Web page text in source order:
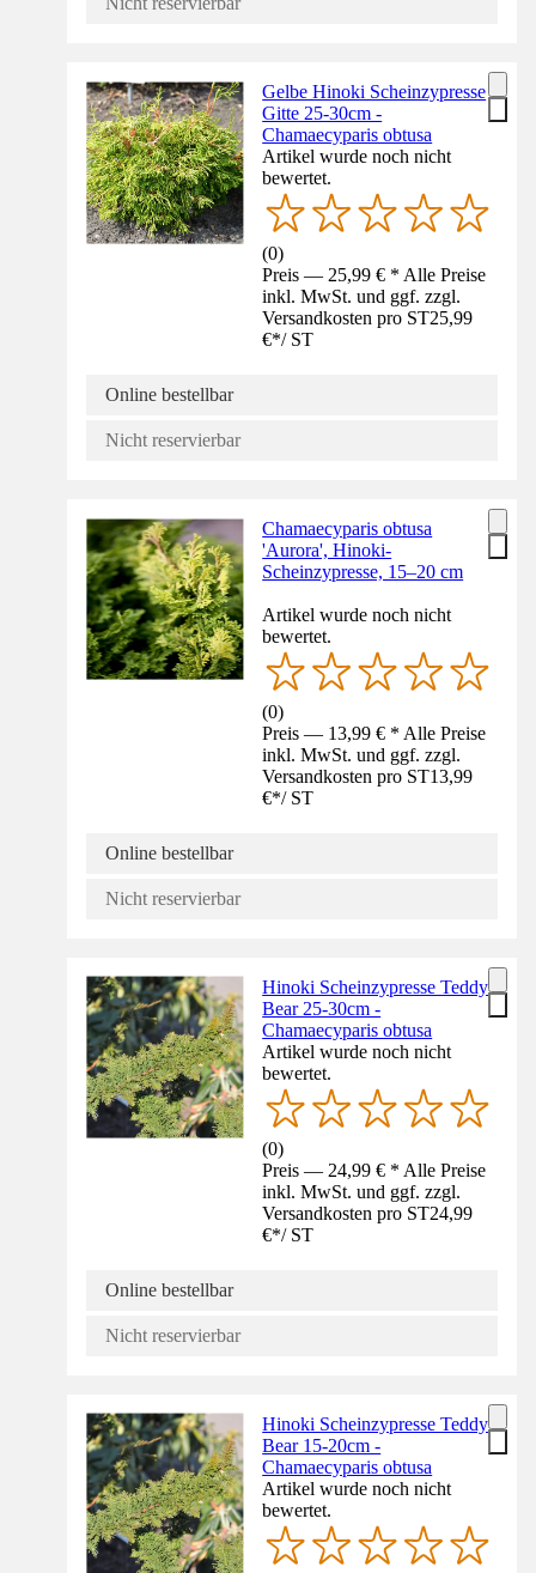
Gelbe Hinoki Scheinzypresse
Gitte 25-30cm -
Chamaecyparis obtusa
Artikel wurde noch nicht
bewertet.
(0)
Preis — 25,99 € * Alle Preise
inkl. MwSt. und ggf. zzgl.
Versandkosten pro ST25,99
€*/ ST
Online bestellbar
Nicht reservierbar
Chamaecyparis obtusa
'Aurora', Hinoki-
Scheinzypresse, 15–20 cm
Artikel wurde noch nicht
bewertet.
(0)
Preis — 13,99 € * Alle Preise
inkl. MwSt. und ggf. zzgl.
Versandkosten pro ST13,99
€*/ ST
Online bestellbar
Nicht reservierbar
Hinoki Scheinzypresse Teddy
Bear 25-30cm -
Chamaecyparis obtusa
Artikel wurde noch nicht
bewertet.
(0)
Preis — 24,99 € * Alle Preise
inkl. MwSt. und ggf. zzgl.
Versandkosten pro ST24,99
€*/ ST
Online bestellbar
Nicht reservierbar
Hinoki Scheinzypresse Teddy
Bear 15-20cm -
Chamaecyparis obtusa
Artikel wurde noch nicht
bewertet.